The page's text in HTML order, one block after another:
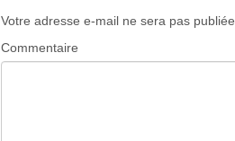
Votre adresse e-mail ne sera pas publiée.
Commentaire